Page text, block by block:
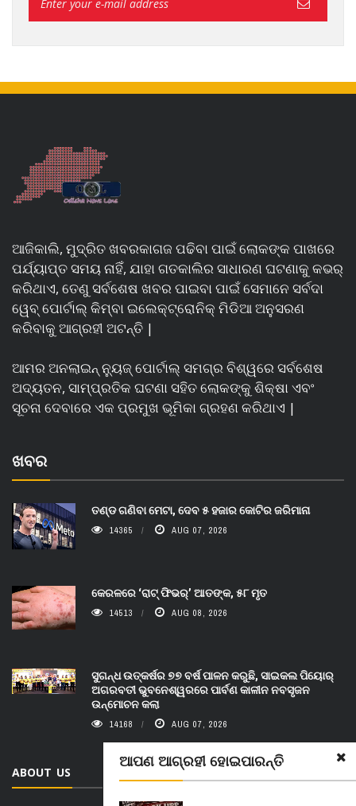
ଆପଣ ଆଗ୍ରହୀ ହୋଇପାରନ୍ତି
ଆଜିକାଲି, ମୁଦ୍ରିତ ଖବରକାଗଜ ପଢିବା ପାଇଁ ଲୋକଙ୍କ ପାଖରେ
ପର୍ଯ୍ୟାପ୍ତ ସମୟ ନାହିଁ, ଯାହା ଗତକାଲିର ସାଧାରଣ ଘଟଣାକୁ କଭର୍
କରିଥାଏ, ତେଣୁ ସର୍ବଶେଷ ଖବର ପାଇବା ପାଇଁ ସେମାନେ ସର୍ବଦା
ୱେବ୍ ପୋର୍ଟାଲ୍ କିମ୍ବା ଇଲେକ୍ଟ୍ରୋନିକ୍ ମିଡିଆ ଅନୁସରଣ
କରିବାକୁ ଆଗ୍ରହୀ ଅଟନ୍ତି |
ଆମର ଅନଲାଇନ୍ ନ୍ୟୁଜ୍ ପୋର୍ଟାଲ୍ ସମଗ୍ର ବିଶ୍ୱରେ ସର୍ବଶେଷ
ଅଦ୍ୟତନ, ସାମ୍ପ୍ରତିକ ଘଟଣା ସହିତ ଲୋକଙ୍କୁ ଶିକ୍ଷା ଏବଂ
ସୂଚନା ଦେବାରେ ଏକ ପ୍ରମୁଖ ଭୂମିକା ଗ୍ରହଣ କରିଥାଏ |
ଖବର
ତଣ୍ଡ ଗଣିବା ମେଟା, ଦେବ ୫ ହଜାର କୋଟିର ଜରିମାନା
14365 AUG 07, 2026
କେରଳରେ ‘ରାଟ୍ ଫିଭର୍’ ଆତଙ୍କ, ୫୮ ମୃତ
14513 AUG 08, 2026
ସୁଗନ୍ଧ ଉତ୍କର୍ଷର ୭୭ ବର୍ଷ ପାଳନ କରୁଛି, ସାଇକଲ ପିୟୋର୍‌
ଅଗରବତୀ ଭୁବନେଶ୍ୱରରେ ପାର୍ବଣ କାଳୀନ ନବସୃଜନ
ଉନ୍ମୋଚନ କଲା
14168 AUG 07, 2026
ABOUT US